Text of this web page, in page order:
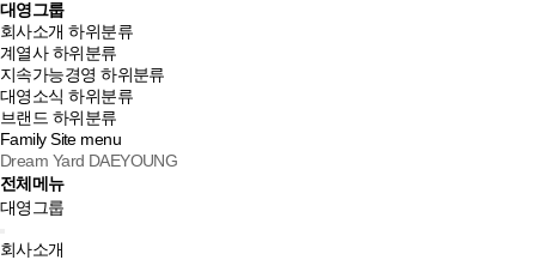
대영그룹
회사소개 하위분류
계열사 하위분류
지속가능경영 하위분류
대영소식 하위분류
브랜드 하위분류
Family Site menu
Dream Yard DAEYOUNG
전체메뉴
대영그룹
회사소개